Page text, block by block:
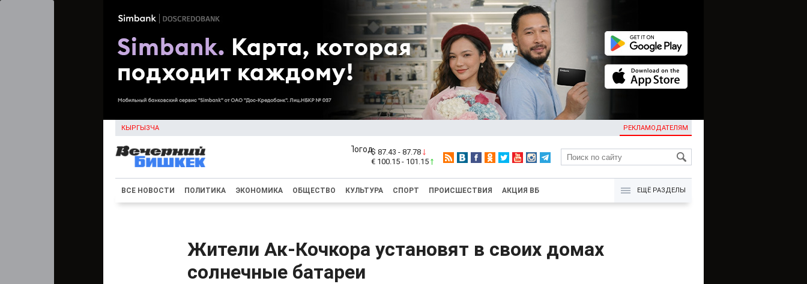
КЫРГЫЗЧА РЕКЛАМОДАТЕЛЯМ
KG
$ 87.43 - 87.78
€ 100.15 - 101.15
ВСЕ НОВОСТИ ПОЛИТИКА ЭКОНОМИКА ОБЩЕСТВО КУЛЬТУРА СПОРТ ПРОИСШЕСТВИЯ АКЦИЯ ВБ ЕЩЁ РАЗДЕЛЫ
Жители Ак-Кочкора установят в своих домах
солнечные батареи